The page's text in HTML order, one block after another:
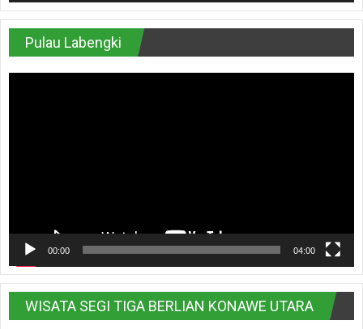
Pulau Labengki
00:00 04:00
WISATA SEGI TIGA BERLIAN KONAWE UTARA